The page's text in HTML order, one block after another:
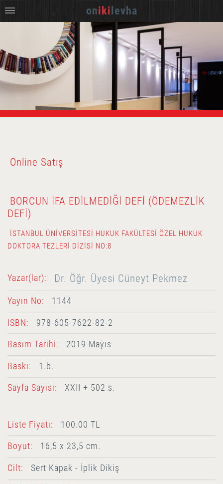
Online Satış
BORCUN İFA EDILMEDIĞI DEFI (ÖDEMEZLIK
DEFI)
İSTANBUL ÜNIVERSITESI HUKUK FAKÜLTESI ÖZEL HUKUK
DOKTORA TEZLERI DIZISI NO:8
Yazar(lar): Dr. Öğr. Üyesi Cüneyt Pekmez
Yayın No: 1144
ISBN: 978-605-7622-82-2
Basım Tarihi: 2019 Mayıs
Baskı: 1.b.
Sayfa Sayısı: XXII + 502 s.
Liste Fiyatı: 100.00 TL
Boyut: 16,5 x 23,5 cm.
Cilt: Sert Kapak - İplik Dikiş
oniki levha